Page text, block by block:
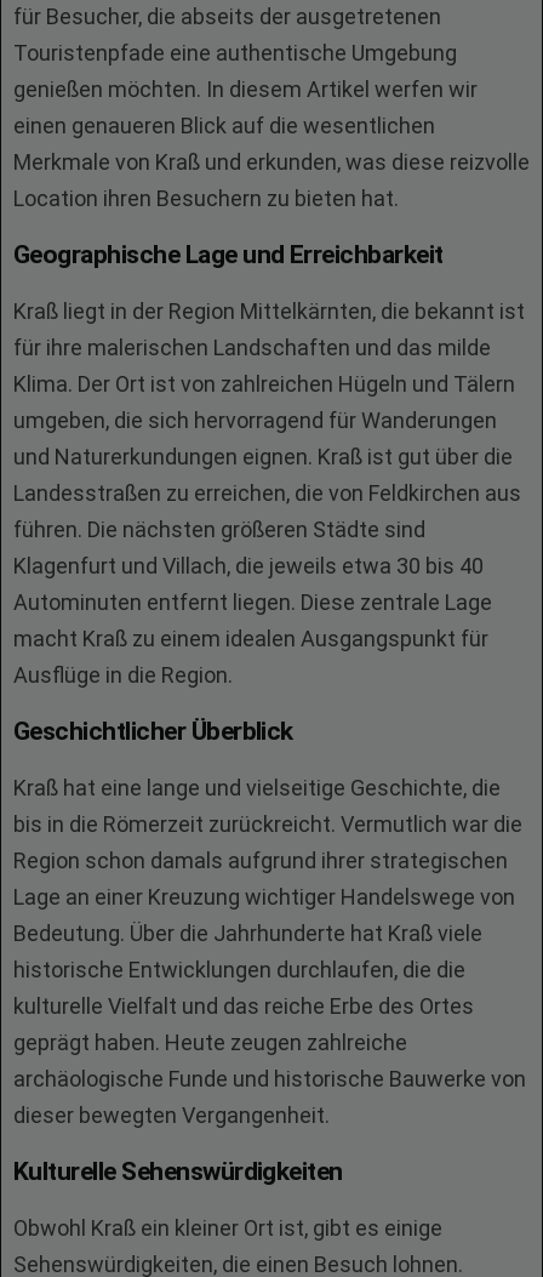
für Besucher, die abseits der ausgetretenen
Touristenpfade eine authentische Umgebung
genießen möchten. In diesem Artikel werfen wir
einen genaueren Blick auf die wesentlichen
Merkmale von Kraß und erkunden, was diese reizvolle
Location ihren Besuchern zu bieten hat.
Geographische Lage und Erreichbarkeit
Kraß liegt in der Region Mittelkärnten, die bekannt ist
für ihre malerischen Landschaften und das milde
Klima. Der Ort ist von zahlreichen Hügeln und Tälern
umgeben, die sich hervorragend für Wanderungen
und Naturerkundungen eignen. Kraß ist gut über die
Landesstraßen zu erreichen, die von Feldkirchen aus
führen. Die nächsten größeren Städte sind
Klagenfurt und Villach, die jeweils etwa 30 bis 40
Autominuten entfernt liegen. Diese zentrale Lage
macht Kraß zu einem idealen Ausgangspunkt für
Ausflüge in die Region.
Geschichtlicher Überblick
Kraß hat eine lange und vielseitige Geschichte, die
bis in die Römerzeit zurückreicht. Vermutlich war die
Region schon damals aufgrund ihrer strategischen
Lage an einer Kreuzung wichtiger Handelswege von
Bedeutung. Über die Jahrhunderte hat Kraß viele
historische Entwicklungen durchlaufen, die die
kulturelle Vielfalt und das reiche Erbe des Ortes
geprägt haben. Heute zeugen zahlreiche
archäologische Funde und historische Bauwerke von
dieser bewegten Vergangenheit.
Kulturelle Sehenswürdigkeiten
Obwohl Kraß ein kleiner Ort ist, gibt es einige
Sehenswürdigkeiten, die einen Besuch lohnen.